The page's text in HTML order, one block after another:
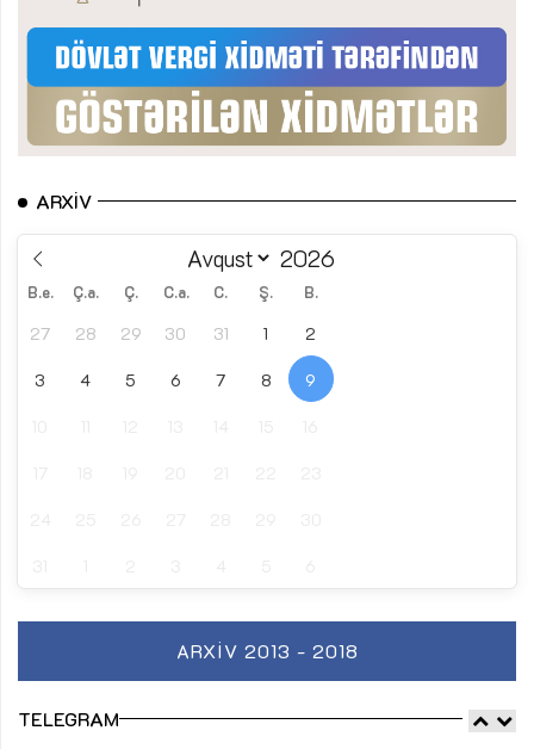
ARXIV
B.e. Ç.a. Ç. C.a. C. Ş. B.
27 28 29 30 31 1 2
3 4 5 6 7 8 9
ARXIV 2013 - 2018
TELEGRAM